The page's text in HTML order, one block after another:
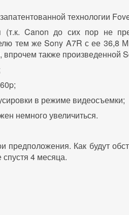
технологии
Canon до сих пор не
тем же Sony A7R с ее 36,8
также произведенной
в режиме видеосъемки;
немного увеличиться.
Как будут
4 месяца.